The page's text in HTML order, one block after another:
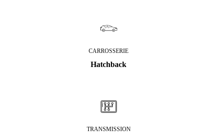
CARROSSERIE
Hatchback
TRANSMISSION